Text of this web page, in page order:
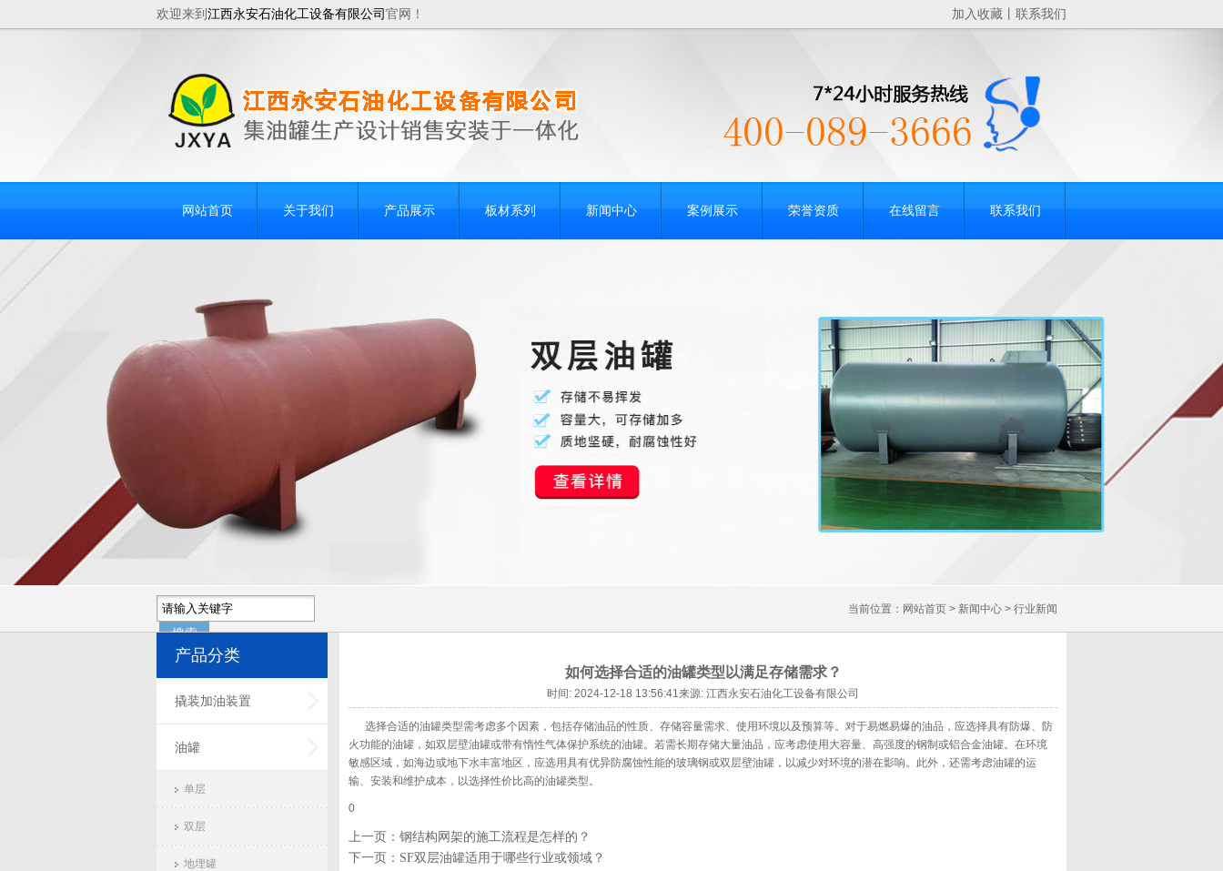
加入收藏 联系我们
欢迎来到 江西永安石油化工设备有限公司官网！
网站首页 关于我们 产品展示 板材系列 新闻中心 案例展示 荣誉资质 在线留言 联系我们
当前位置： 网站首页 > 新闻中心 > 行业新闻
如何选择合适的油罐类型以满足存储需求？
时间: 2024-12-18 13:56:41来源: 江西永安石油化工设备有限公司
选择合适的油罐类型需考虑多个因素，包括存储油品的性质、存储容量需求、使用环境以及预算等。对于易燃易爆的油品，应选择具有防爆、防
火功能的油罐，如双层壁油罐或带有惰性气体保护系统的油罐。若需长期存储大量油品，应考虑使用大容量、高强度的钢制或铝合金油罐。在环境
敏感区域，如海边或地下水丰富地区，应选用具有优异防腐蚀性能的玻璃钢或双层壁油罐，以减少对环境的潜在影响。此外，还需考虑油罐的运
输、安装和维护成本，以选择性价比高的油罐类型。
0
上一页： 钢结构网架的施工流程是怎样的？
下一页： SF双层油罐适用于哪些行业或领域？
产品分类
撬装加油装置
油罐
单层
双层
地埋罐